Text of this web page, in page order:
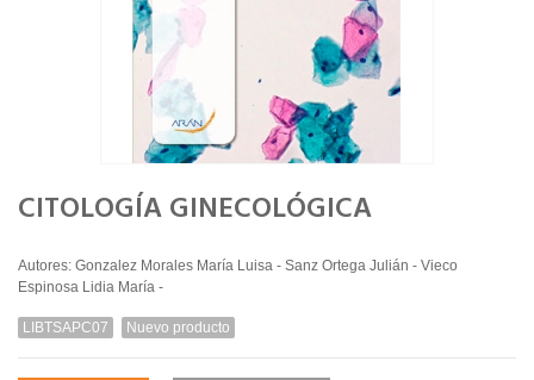
CITOLOGÍA GINECOLÓGICA
Autores: Gonzalez Morales María Luisa - Sanz Ortega Julián - Vieco
Espinosa Lidia María -
LIBTSAPC07 Nuevo producto